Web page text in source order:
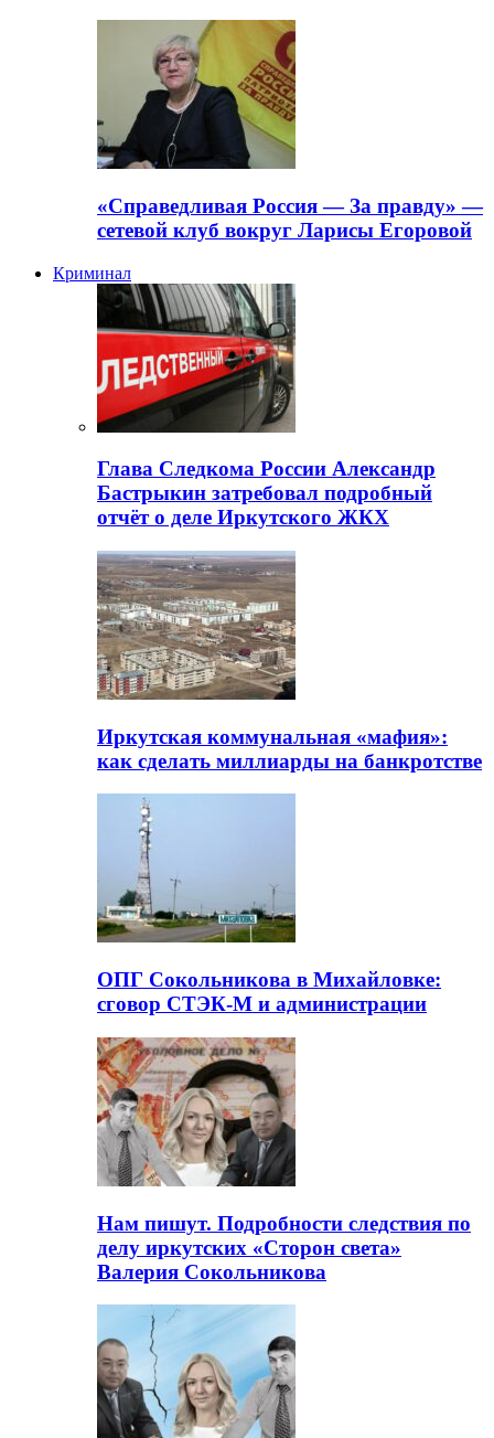
«Справедливая Россия — За правду» —
сетевой клуб вокруг Ларисы Егоровой
Криминал
Глава Следкома России Александр
Бастрыкин затребовал подробный
отчёт о деле Иркутского ЖКХ
Иркутская коммунальная «мафия»:
как сделать миллиарды на банкротстве
ОПГ Сокольникова в Михайловке:
сговор СТЭК-М и администрации
Нам пишут. Подробности следствия по
делу иркутских «Сторон света»
Валерия Сокольникова